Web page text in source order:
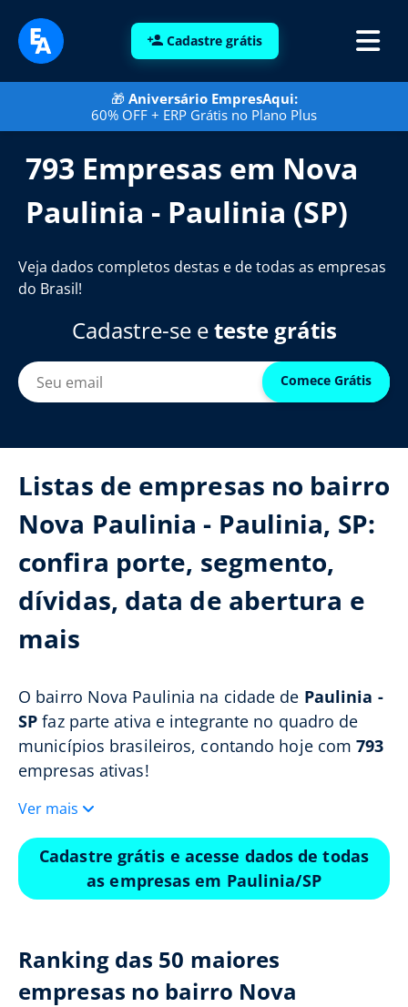
Cadastre grátis
🎁 Aniversário EmpresAqui:
60% OFF + ERP Grátis no Plano Plus
793 Empresas em Nova
Paulinia - Paulinia (SP)
Veja dados completos destas e de todas as empresas
do Brasil!
Cadastre-se eteste grátis
Comece Grátis
Listas de empresas no bairro
Nova Paulinia - Paulinia, SP:
confira porte, segmento,
dívidas, data de abertura e
mais
O bairro Nova Paulinia na cidade de Paulinia -
SP faz parte ativa e integrante no quadro de
municípios brasileiros, contando hoje com793
empresas ativas!
Ver mais
Cadastre grátis e acesse dados de todas
as empresas em Paulinia/SP
Ranking das 50 maiores
empresas no bairro Nova